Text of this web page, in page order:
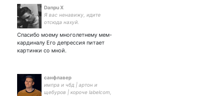
Danpu X
Я вас ненавижу, идите
отсюда нахуй.
Спасибо моему многолетнему мем-
кардиналу Его депрессия питает
картинки со мной.
санфлавер
импра и чбд | артон и
щебуров | короче labelcom,